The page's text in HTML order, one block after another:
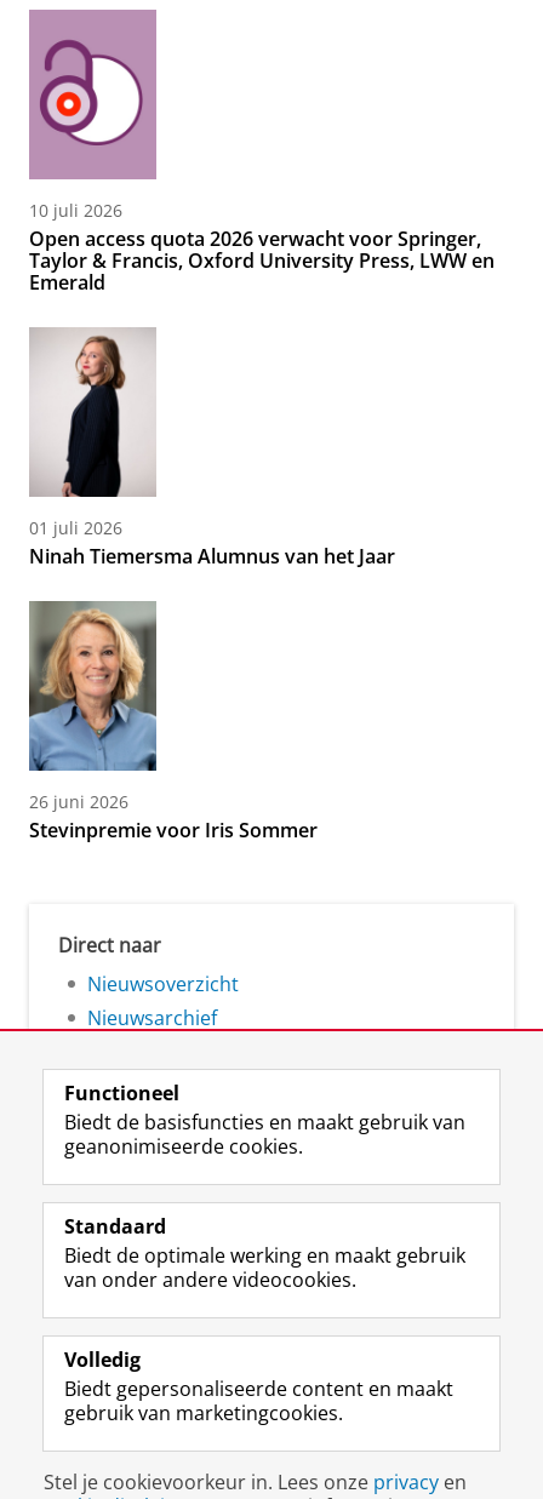
10 juli 2026
Open access quota 2026 verwacht voor Springer,
Taylor & Francis, Oxford University Press, LWW en
Emerald
01 juli 2026
Ninah Tiemersma Alumnus van het Jaar
26 juni 2026
Stevinpremie voor Iris Sommer
Direct naar
Nieuwsoverzicht
Nieuwsarchief
Volg de RUG
F
a
e
b
o
p
a
i
n
L
i
k
e
I
-
p
g
i
R
S
-
f
e
R
k
s
I
n
t
r
m
c
c
Y
o
T
e
k
a
a
Studiekiezers
Alumni
Over ons
Disclaimer & Copyright
Functioneel
Biedt de basisfuncties en maakt gebruik van
geanonimiseerde cookies.
Standaard
Biedt de optimale werking en maakt gebruik
van onder andere videocookies.
Volledig
Biedt gepersonaliseerde content en maakt
gebruik van marketingcookies.
Stel je cookievoorkeur in. Lees onze privacy en